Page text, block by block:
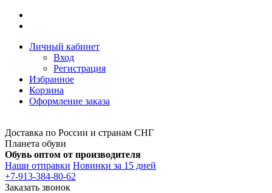
Личный кабинет
Вход
Регистрация
Избранное
Корзина
Оформление заказа
Доставка по России и странам СНГ
Планета обуви
Обувь оптом от производителя
Наши отправки Новинки за 15 дней
+7-913-384-80-62
Заказать звонок